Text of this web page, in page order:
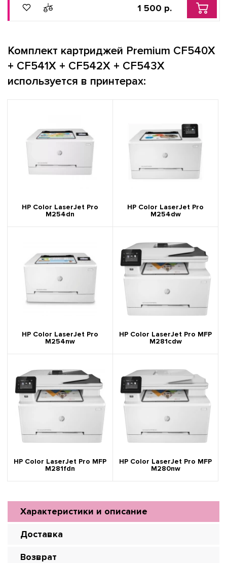
1 500 р.
Комплект картриджей Premium CF540X
+ CF541X + CF542X + CF543X
используется в принтерах:
HP Color LaserJet Pro
M254dn
HP Color LaserJet Pro
M254dw
HP Color LaserJet Pro
M254nw
HP Color LaserJet Pro MFP
M281cdw
HP Color LaserJet Pro MFP
M281fdn
HP Color LaserJet Pro MFP
M280nw
Характеристики и описание
Доставка
Возврат